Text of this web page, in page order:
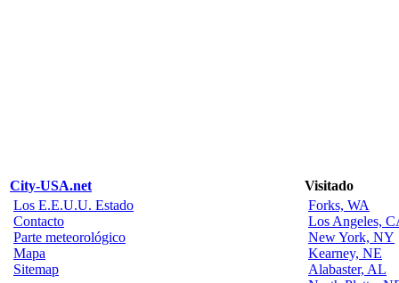
City-USA.net Visitado
Los E.E.U.U. Estado
Contacto
Parte meteorológico
Mapa
Sitemap
Forks, WA
Los Angeles,
New York, NY
Kearney, NE
Alabaster, AL